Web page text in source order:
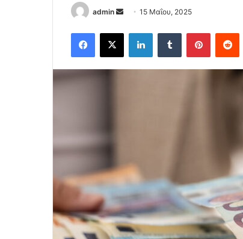
admin
Send
email
15 Μαΐου, 2025
Facebook
X LinkedInTumblr Pinterest